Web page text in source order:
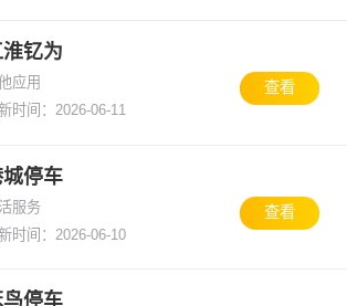
钇为
应用
时间：2026-06-11
查看
停车
服务
时间：2026-06-10
查看
停车